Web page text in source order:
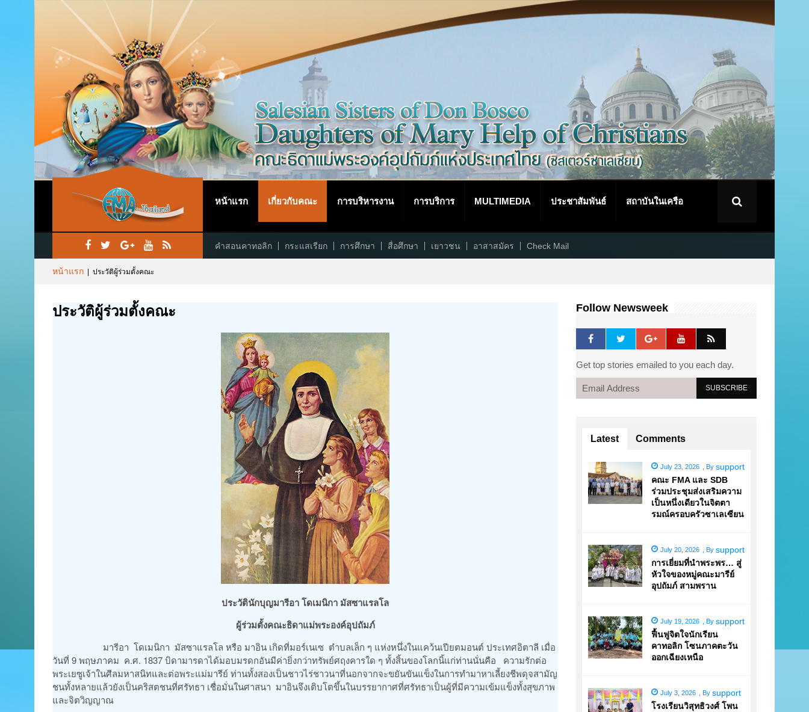
หน้าแรก เกี่ยวกับคณะ การบริหารงาน การบริการ MULTIMEDIA ประชาสัมพันธ์ สถาบันในเครือ
คำสอนคาทอลิก กระแสเรียก การศึกษา สื่อศึกษา เยาวชน อาสาสมัคร Check Mail
หน้าแรก ประวัติผู้ร่วมตั้งคณะ
ประวัติผู้ร่วมตั้งคณะ
ประวัตินักบุญมารีอา โดเมนิกา มัสซาแรลโล
ผู้ร่วมตั้งคณะธิดาแม่พระองค์อุปถัมภ์
มารีอา โดเมนิกา มัสซาแรลโล หรือ มาอิน เกิดที่มอร์เนเซ ตำบลเล็ก ๆ แห่งหนึ่งในแคว้นเปียตมอนต์ ประเทศอิตาลี เมื่อ
วันที่ 9 พฤษภาคม ค.ศ. 1837 บิดามารดาได้มอบมรดกอันมีค่ายิ่งกว่าทรัพย์ศฤงคารใด ๆ ทั้งสิ้นของโลกนิ้แก่ท่านนั่นคือ ความรักต่อ
พระเยซูเจ้าในศีลมหาสนิทและต่อพระแม่มารีย์ ท่านทั้งสองเป็นชาวไร่ชาวนาที่นอกจากจะขยันขันแข็งในการทำมาหาเลี้ยงชีพดุจสามัญ
ชนทั้งหลายแล้วยังเป็นคริสตชนที่ศรัทธา เชื่อมั่นในศาสนา มาอินจึงเติบโตขึ้นในบรรยากาศที่ศรัทธาเป็นผู้ที่มีความเข้มแข็งทั้งสุขภาพ
และจิตวิญญาณ
Follow Newsweek
Get top stories emailed to you each day.
Latest Comments
July 23, 2026 By support
คณะ FMA และ SDB
ร่วมประชุมส่งเสริมความ
เป็นหนึ่งเดียวในจิตตา
รมณ์ครอบครัวซาเลเซียน
July 20, 2026 By support
การเยี่ยมที่นำพระพร… สู่
หัวใจของหมู่คณะมารีย์
อุปถัมภ์ สามพราน
July 19, 2026 By support
ฟื้นฟูจิตใจนักเรียน
คาทอลิก โซนภาคตะวัน
ออกเฉียงเหนือ
July 3, 2026 By support
โรงเรียนวิสุทธิวงศ์ โพน